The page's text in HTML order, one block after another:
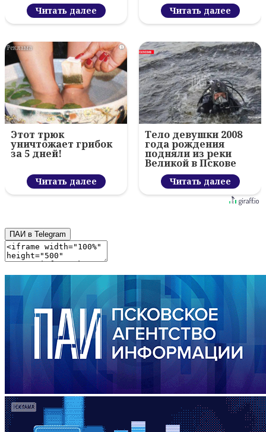
Читать далее Читать далее
i
Этот трюк
уничтожает грибок
за 5 дней!
Читать далее
Тело девушки 2008
года рождения
подняли из реки
Великой в Пскове
Читать далее
ПАИ в Telegram